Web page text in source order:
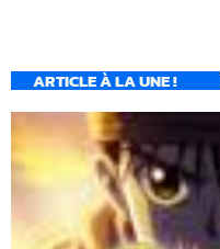
ARTICLE À LA UNE !